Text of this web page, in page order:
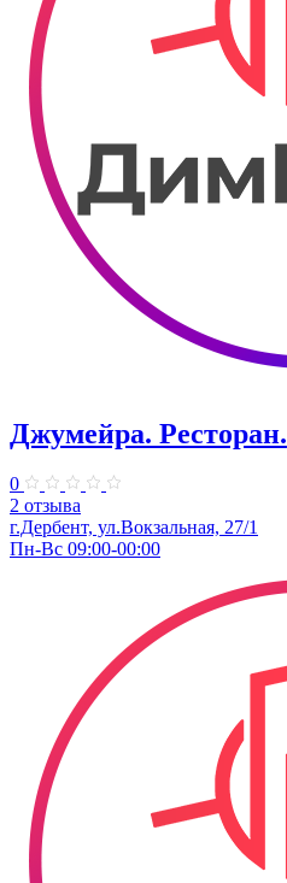
Джумейра. Ресторан.
0
2 отзыва
г.Дербент, ​ул.Вокзальная, 27/1
Пн-Вс 09:00-00:00